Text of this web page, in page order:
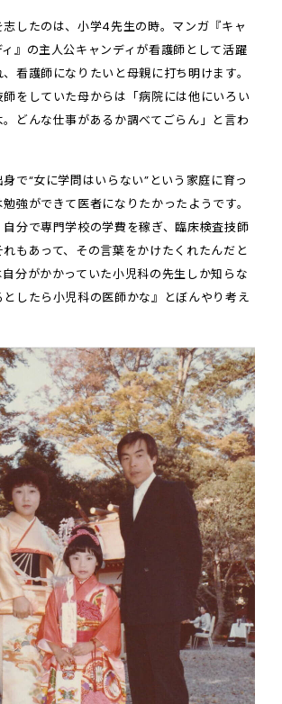
したのは、小学4先生の時。マンガ『キャ
』の主人公キャンディが看護師として活躍
看護師になりたいと母親に打ち明けます。
をしていた母からは「病院には他にいろい
どんな仕事があるか調べてごらん」と言わ
身で“女に学問はいらない”という家庭に育っ
強ができて医者になりたかったようです。
分で専門学校の学費を稼ぎ、臨床検査技師
もあって、その言葉をかけたくれたんだと
分がかかっていた小児科の先生しか知らな
したら小児科の医師かな』とぼんやり考え